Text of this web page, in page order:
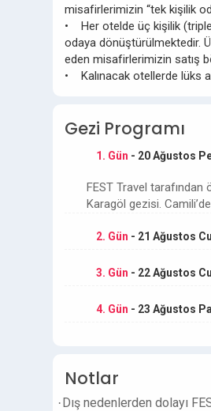
misafirlerimizin “tek kişilik
• Her otelde üç kişilik
odaya dönüştürülmektedir.
eden misafirlerimizin satış
• Kalınacak otellerde lüks
Gezi Programı
1. Gün - 20 Ağustos
FEST Travel tarafından
Karagöl gezisi.
2. Gün - 21 Ağustos
3. Gün - 22 Ağustos
4. Gün - 23 Ağustos
Notlar
·
Dış nedenlerden dolayı